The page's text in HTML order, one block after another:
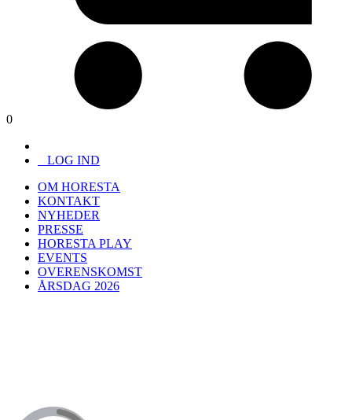
0
LOG IND
OM HORESTA
KONTAKT
NYHEDER
PRESSE
HORESTA PLAY
EVENTS
OVERENSKOMST
ÅRSDAG 2026